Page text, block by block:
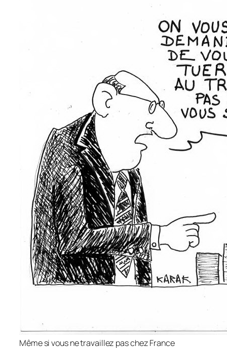
Même si vous ne travaillez pas chez France